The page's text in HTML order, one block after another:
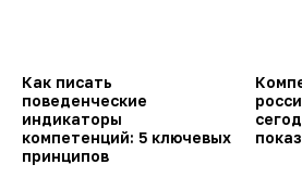
Как писать
поведенческие
индикаторы
компетенций: 5 ключевых
принципов